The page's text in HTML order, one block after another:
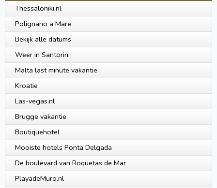
Thessaloniki.nl
Polignano a Mare
Bekijk alle datums
Weer in Santorini
Malta last minute vakantie
Kroatie
Las-vegas.nl
Brugge vakantie
Boutiquehotel
Mooiste hotels Ponta Delgada
De boulevard van Roquetas de Mar
PlayadeMuro.nl